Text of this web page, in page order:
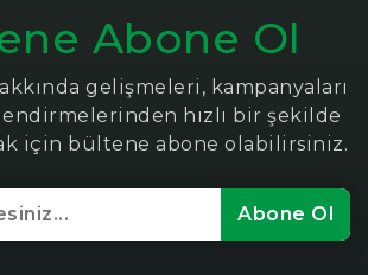
Abone Ol
gelişmeleri, kampanyaları
hızlı bir şekilde
için bültene abone olabilirsiniz.
Abone Ol